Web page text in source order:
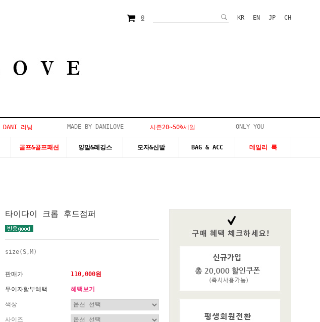
0 KR EN JP CH
DANI 러닝 MADE BY DANILOVE 시즌20~50%세일 ONLY YOU
골프&골프패션 양말&레깅스 모자&신발 BAG & ACC 데일리 룩
타이다이 크롭 후드점퍼
size(S,M)
판매가 110,000원
무이자할부혜택 혜택보기
색상
사이즈